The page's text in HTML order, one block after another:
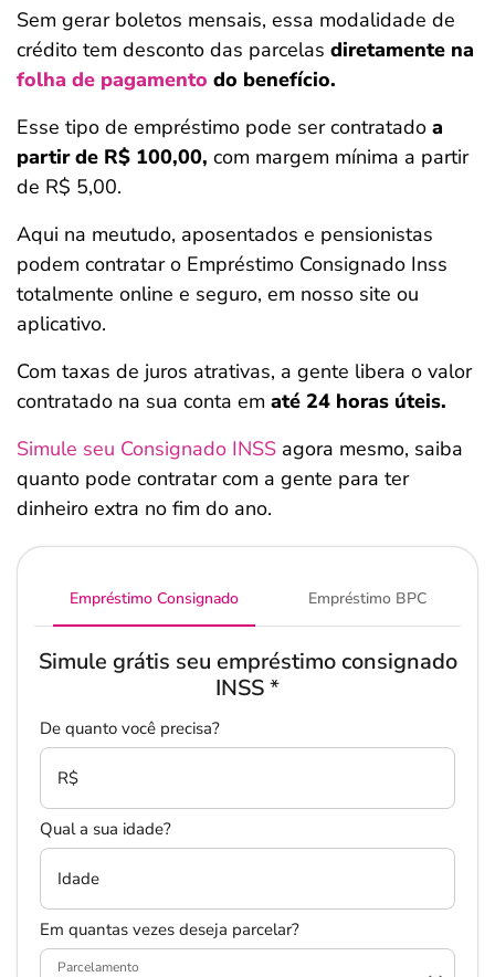
Sem gerar boletos mensais, essa modalidade de
crédito tem desconto das parcelas diretamente na
folha de pagamento do benefício.
Esse tipo de empréstimo pode ser contratado a
partir de R$ 100,00, com margem mínima a partir
de R$ 5,00.
Aqui na meutudo, aposentados e pensionistas
podem contratar o Empréstimo Consignado Inss
totalmente online e seguro, em nosso site ou
aplicativo.
Com taxas de juros atrativas, a gente libera o valor
contratado na sua conta em até 24 horas úteis.
Simule seu Consignado INSS agora mesmo, saiba
quanto pode contratar com a gente para ter
dinheiro extra no fim do ano.
Empréstimo Consignado Empréstimo BPC
Simule grátis seu empréstimo consignado
INSS*
De quanto você precisa?
R$
Qual a sua idade?
Idade
Em quantas vezes deseja parcelar?
Parcelamento